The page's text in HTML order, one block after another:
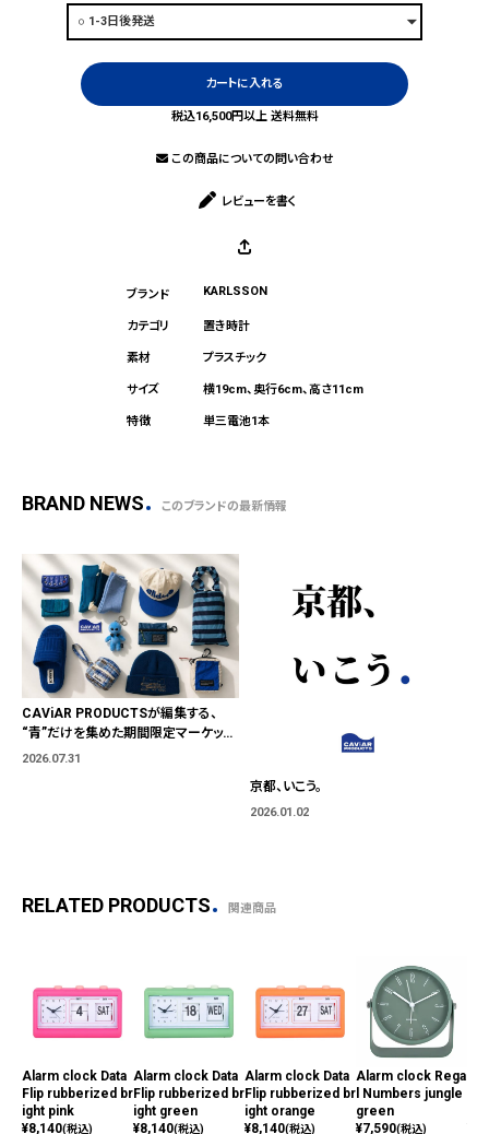
カートに入れる
税込16,500円以上 送料無料
この商品についての問い合わせ
レビューを書く
KARLSSON
置き時計
プラスチック
横19cm、奥行6cm、高さ11cm
単三電池1本
BRAND NEWS このブランドの最新情報
CAViAR PRODUCTSが編集する、
“青”だけを集めた期間限定マーケット
「BLUE MARKET」が横浜に。ブランド
2026.07.31
京都、いこう。
2026.01.02
RELATED PRODUCTS 関連商品
Alarm clock Data
Flip rubberized br
ight pink
¥8,140(税込)
Alarm clock Data
Flip rubberized br
ight green
¥8,140(税込)
Alarm clock Data
Flip rubberized br
ight orange
¥8,140(税込)
Alarm clock Rega
l Numbers jungle
green
¥7,590(税込)